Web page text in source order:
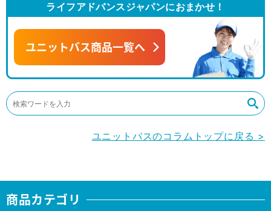
ライフアドバンスジャパンにおまかせ！
ユニットバス商品一覧へ
ユニットバスのコラムトップに戻る >
商品カテゴリ